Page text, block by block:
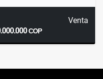
Venta
COP